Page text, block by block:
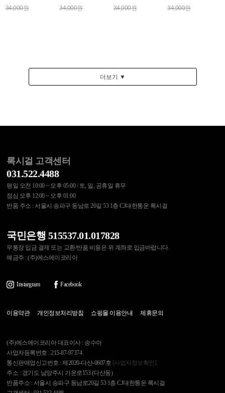
34,000원 34,000원 34,000원 34,000원
더보기 ▼
록시걸 고객센터
031.522.4488
평일 오전 10:00 ~ 오후 05:00 / 토, 일, 공휴일 휴무
점심 오후 12:00 ~ 오후 01:00
반품 주소 : 서울시 송파구 동남로 20길 53 1층 CJ대한통운 록시걸
국민은행 515537.01.017828
무통장 입금 결제 또는 교환/반품 비용은 위 계좌로 입금바랍니다.
예금주 : (주)에스에이코리아
Instargram Facebook
이용약관 개인정보처리방침 쇼핑몰 이용안내 제휴문의
(주)에스에이코리아 대표이사 : 송수아
사업자등록번호 : 215-87-97374
통신판매업신고번호 : 제2020-다산-0607호 [사업자정보확인]
주소 : 경기도 남양주시 가운로153 (다산동)
반품주소 : 서울시 송파구 동남로20길 53 1층 CJ대한통운 록시걸